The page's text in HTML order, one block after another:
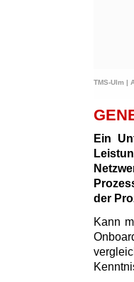
TMS-Ulm |
Ein
der
Kann